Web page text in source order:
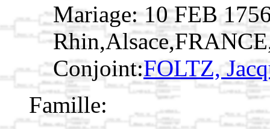
Mariage: 10 FEB
Conjoint:FOLTZ,
Famille: